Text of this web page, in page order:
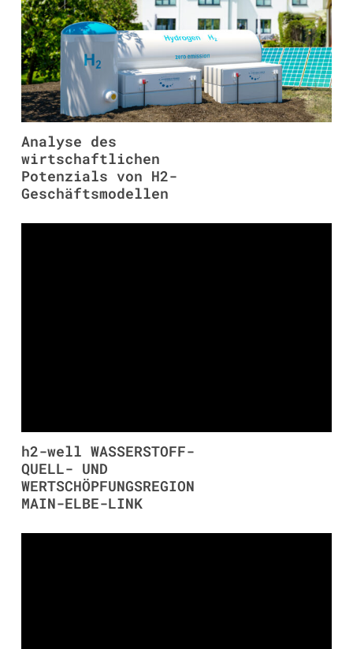
Analyse des
wirtschaftlichen
Potenzials von H2-
Geschäftsmodellen
h2-well WASSERSTOFF-
QUELL- UND
WERTSCHÖPFUNGSREGION
MAIN-ELBE-LINK